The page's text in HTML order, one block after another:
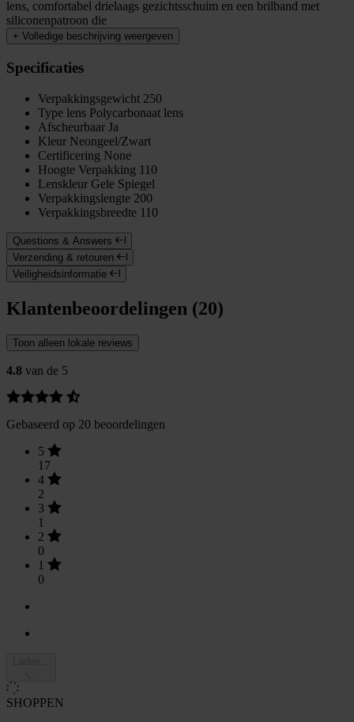
lens, comfortabel drielaags gezichtsschuim en een brilband met
siliconenpatroon die
+ Volledige beschrijving weergeven
Specificaties
Verpakkingsgewicht 250
Type lens Polycarbonaat lens
Afscheurbaar Ja
Kleur Neongeel/Zwart
Certificering None
Hoogte Verpakking 110
Lenskleur Gele Spiegel
Verpakkingslengte 200
Verpakkingsbreedte 110
Questions & Answers
Verzending & retouren
Veiligheidsinformatie
Klantenbeoordelingen (20)
Toon alleen lokale reviews
4.8 van de 5
Gebaseerd op 20 beoordelingen
5
17
4
2
3
1
2
0
1
0
SHOPPEN